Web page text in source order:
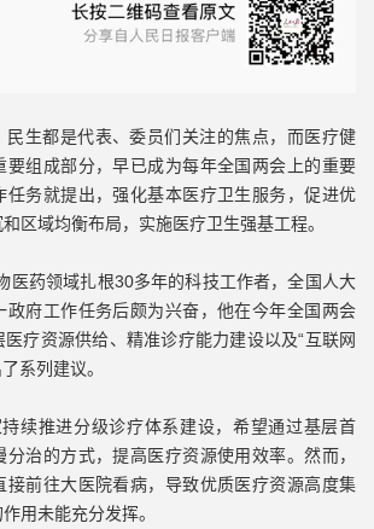
民生都是代表、委员们关注的焦点，而医疗健
要组成部分，早已成为每年全国两会上的重要
任务就提出，强化基本医疗卫生服务，促进优
区域均衡布局，实施医疗卫生强基工程。
药领域扎根30多年的科技工作者，全国人大
政府工作任务后颇为兴奋，他在今年全国两会
医疗资源供给、精准诊疗能力建设以及“互联网
系列建议。
推进分级诊疗体系建设，希望通过基层首
治的方式，提高医疗资源使用效率。然而，
接前往大医院看病，导致优质医疗资源高度集
用未能充分发挥。